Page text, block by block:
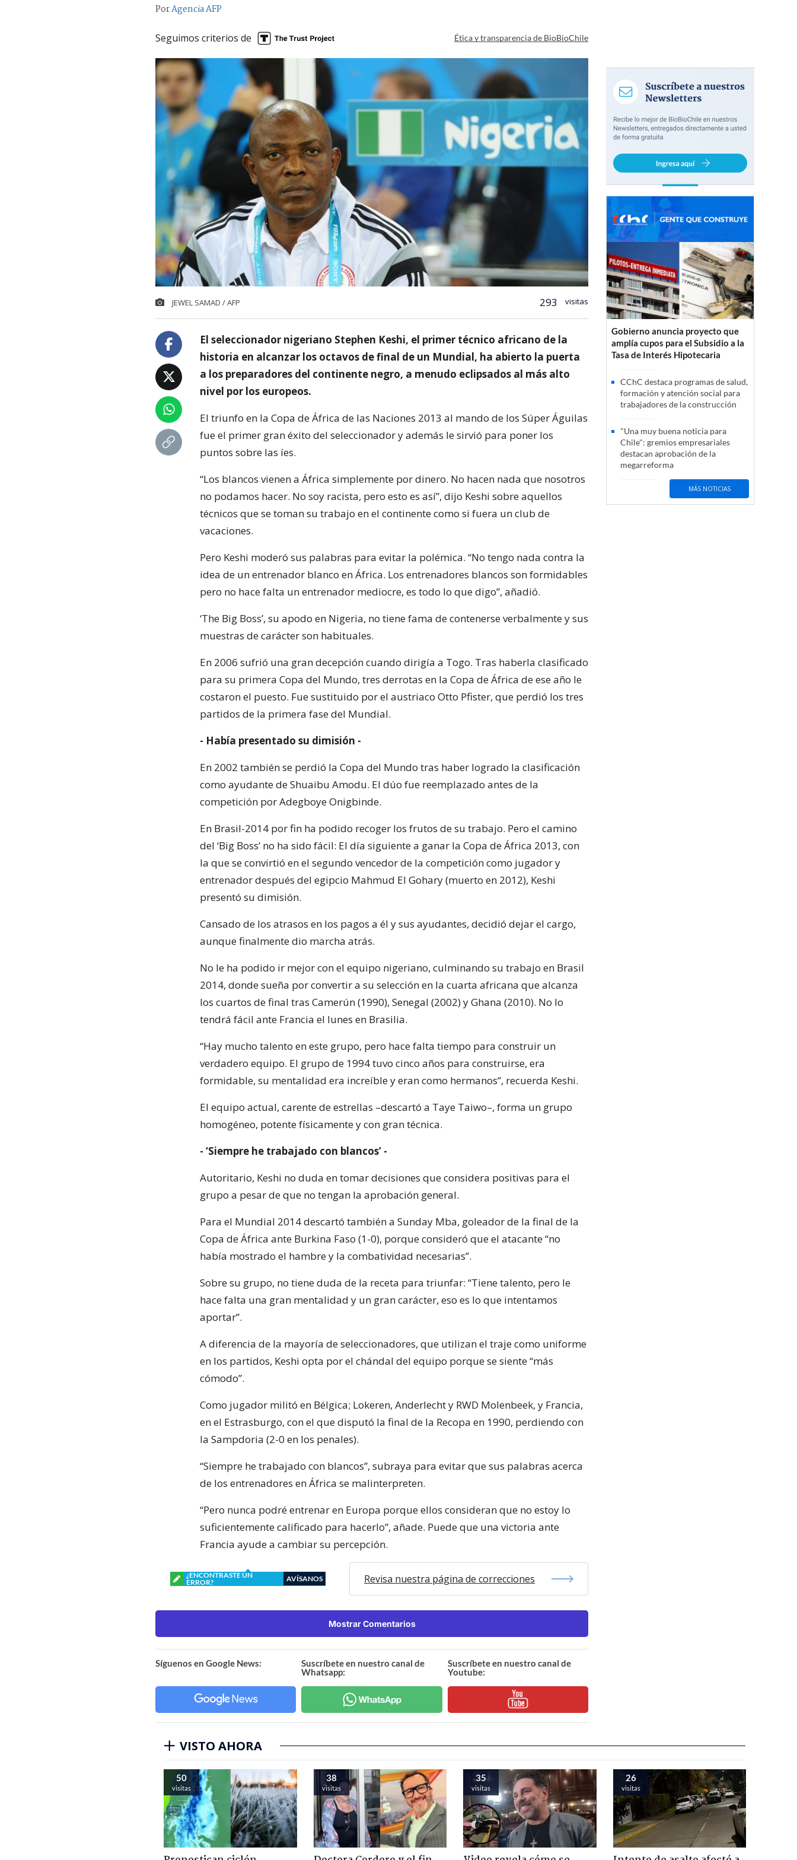
PorAgencia AFP
Seguimos criterios de Ética y transparencia de BioBioChile
JEWEL SAMAD / AFP 293 visitas
El seleccionador nigeriano Stephen Keshi, el primer técnico africano de la
historia en alcanzar los octavos de final de un Mundial, ha abierto la puerta
a los preparadores del continente negro, a menudo eclipsados al más alto
nivel por los europeos.
El triunfo en la Copa de África de las Naciones 2013 al mando de los Súper Águilas
fue el primer gran éxito del seleccionador y además le sirvió para poner los
puntos sobre las íes.
“Los blancos vienen a África simplemente por dinero. No hacen nada que nosotros
no podamos hacer. No soy racista, pero esto es así”, dijo Keshi sobre aquellos
técnicos que se toman su trabajo en el continente como si fuera un club de
vacaciones.
Pero Keshi moderó sus palabras para evitar la polémica. “No tengo nada contra la
idea de un entrenador blanco en África. Los entrenadores blancos son formidables
pero no hace falta un entrenador mediocre, es todo lo que digo”, añadió.
‘The Big Boss’, su apodo en Nigeria, no tiene fama de contenerse verbalmente y sus
muestras de carácter son habituales.
En 2006 sufrió una gran decepción cuando dirigía a Togo. Tras haberla clasificado
para su primera Copa del Mundo, tres derrotas en la Copa de África de ese año le
costaron el puesto. Fue sustituido por el austriaco Otto Pfister, que perdió los tres
partidos de la primera fase del Mundial.
- Había presentado su dimisión -
En 2002 también se perdió la Copa del Mundo tras haber logrado la clasificación
como ayudante de Shuaibu Amodu. El dúo fue reemplazado antes de la
competición por Adegboye Onigbinde.
En Brasil-2014 por fin ha podido recoger los frutos de su trabajo. Pero el camino
del ‘Big Boss’ no ha sido fácil: El día siguiente a ganar la Copa de África 2013, con
la que se convirtió en el segundo vencedor de la competición como jugador y
entrenador después del egipcio Mahmud El Gohary (muerto en 2012), Keshi
presentó su dimisión.
Cansado de los atrasos en los pagos a él y sus ayudantes, decidió dejar el cargo,
aunque finalmente dio marcha atrás.
No le ha podido ir mejor con el equipo nigeriano, culminando su trabajo en Brasil
2014, donde sueña por convertir a su selección en la cuarta africana que alcanza
los cuartos de final tras Camerún (1990), Senegal (2002) y Ghana (2010). No lo
tendrá fácil ante Francia el lunes en Brasilia.
“Hay mucho talento en este grupo, pero hace falta tiempo para construir un
verdadero equipo. El grupo de 1994 tuvo cinco años para construirse, era
formidable, su mentalidad era increíble y eran como hermanos”, recuerda Keshi.
El equipo actual, carente de estrellas –descartó a Taye Taiwo–, forma un grupo
homogéneo, potente físicamente y con gran técnica.
- ‘Siempre he trabajado con blancos’ -
Autoritario, Keshi no duda en tomar decisiones que considera positivas para el
grupo a pesar de que no tengan la aprobación general.
Para el Mundial 2014 descartó también a Sunday Mba, goleador de la final de la
Copa de África ante Burkina Faso (1-0), porque consideró que el atacante “no
había mostrado el hambre y la combatividad necesarias”.
Sobre su grupo, no tiene duda de la receta para triunfar: “Tiene talento, pero le
hace falta una gran mentalidad y un gran carácter, eso es lo que intentamos
aportar”.
A diferencia de la mayoría de seleccionadores, que utilizan el traje como uniforme
en los partidos, Keshi opta por el chándal del equipo porque se siente “más
cómodo”.
Como jugador militó en Bélgica; Lokeren, Anderlecht y RWD Molenbeek, y Francia,
en el Estrasburgo, con el que disputó la final de la Recopa en 1990, perdiendo con
la Sampdoria (2-0 en los penales).
“Siempre he trabajado con blancos”, subraya para evitar que sus palabras acerca
de los entrenadores en África se malinterpreten.
“Pero nunca podré entrenar en Europa porque ellos consideran que no estoy lo
suficientemente calificado para hacerlo”, añade. Puede que una victoria ante
Francia ayude a cambiar su percepción.
¿ENCONTRASTE UN
ERROR?
AVÍSANOS Revisa nuestra página de correcciones
Mostrar Comentarios
Síguenos en Google News:
Suscríbete en nuestro canal de
Whatsapp:
Suscríbete en nuestro canal de
Youtube:
Gobierno anuncia proyecto que
amplía cupos para el Subsidio a la
Tasa de Interés Hipotecaria
CChC destaca programas de salud,
formación y atención social para
trabajadores de la construcción
"Una muy buena noticia para
Chile": gremios empresariales
destacan aprobación de la
megarreforma
MÁS NOTICIAS
VISTO AHORA
50
visitas
38
visitas
35
visitas
26
visitas